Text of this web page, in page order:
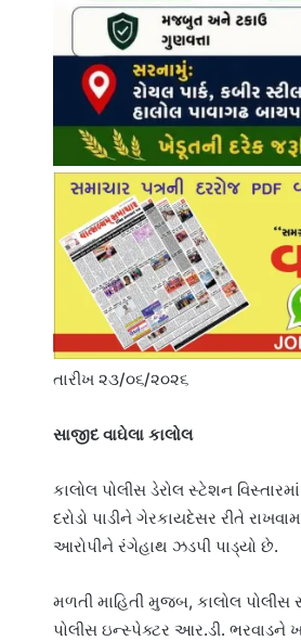
તારીખ ૨૩/૦૬/૨૦૨૬
સાજીદ વાઘેલા કાલોલ
કાલોલ પોલીસ ડેરોલ સ્ટેશન
દરોડો પાડીને ગેરકાયદેસર રીતે
આરોપીને રંગેહાથ ઝડપી પાડ્યો છે.
મળતી માહિતી મુજબ, કાલોલ પોલીસ
પોલીસ ઇન્સ્પેક્ટર આર.ડી. ભરવાડને